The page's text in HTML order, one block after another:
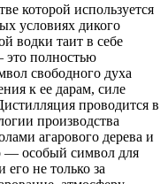
которой используется
условиях дикого
водки таит в себе
полностью
свободного духа
к ее дарам, силе
проводится в
производства
агарового дерева и
— особый символ для
не только за